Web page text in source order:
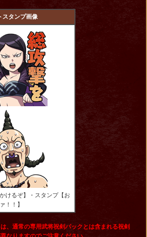
スタンプ画像
けるぞ】・スタンプ【お
！！】
は、通常の専用武将祝剣パックとは含まれる祝剣